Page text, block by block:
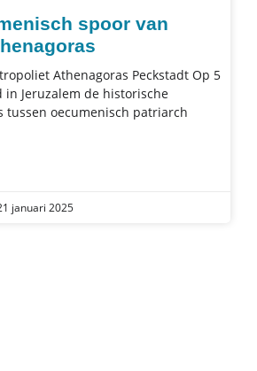
spoor van
Athenagoras Peckstadt Op 5
in Jeruzalem de historische
tussen oecumenisch patriarch
januari 2025